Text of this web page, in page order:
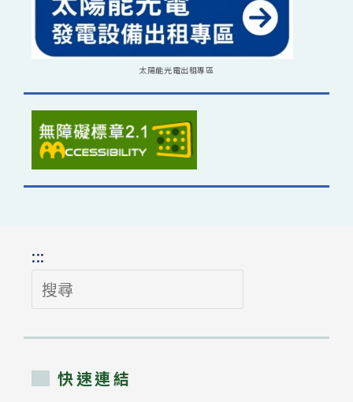
太陽能光電出租專區
:::
搜
尋
快速連結